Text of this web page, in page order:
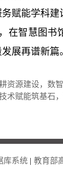
赋能学科
在智慧图书
展再谱新篇
资源建设，数
术赋能筑基石
库系统 | 教育部